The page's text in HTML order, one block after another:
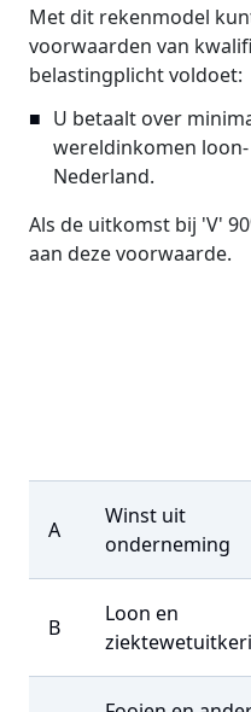
Met dit rekenmodel
voorwaarden van
belastingplicht voldoet:
U betaalt over
wereldinkomen
Nederland.
Als de uitkomst bij 'V'
aan deze voorwaarde.
A
Winst uit
onderneming
B
Loon en